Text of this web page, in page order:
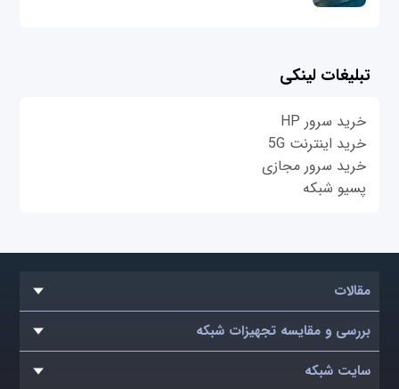
تبلیغات لینکی
خرید سرور HP
خرید اینترنت 5G
خرید سرور مجازی
پسیو شبکه
مقالات
بررسی و مقایسه تجهیزات شبکه
سایت شبکه